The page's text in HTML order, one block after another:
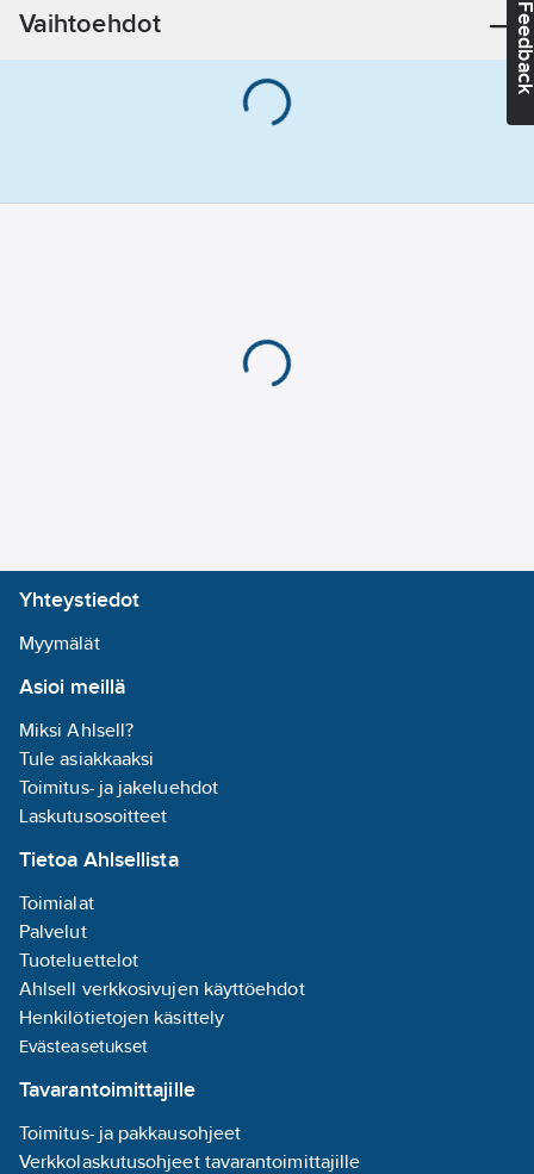
Vaihtoehdot
Yhteystiedot
Myymälät
Asioi meillä
Miksi Ahlsell?
Tule asiakkaaksi
Toimitus- ja jakeluehdot
Laskutusosoitteet
Tietoa Ahlsellista
Toimialat
Palvelut
Tuoteluettelot
Ahlsell verkkosivujen käyttöehdot
Henkilötietojen käsittely
Evästeasetukset
Tavarantoimittajille
Toimitus- ja pakkausohjeet
Verkkolaskutusohjeet tavarantoimittajille